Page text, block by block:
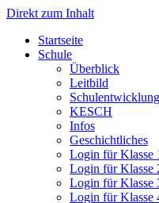
Direkt zum Inhalt
Start­sei­te
Schu­le
Über­blick
Leit­bild
KESCH
Infos
Geschicht­li­ches
Log­in für Klas­se
Log­in für Klas­se
Log­in für Klas­se
Log­in für Klas­se